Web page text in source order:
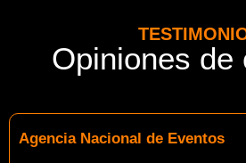
Opiniones de
Agencia Nacional de Eventos